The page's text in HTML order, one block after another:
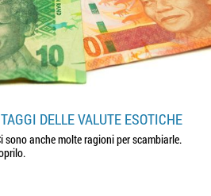
DELLE VALUTE ESOTICHE
sono anche molte ragioni per scambiarle.